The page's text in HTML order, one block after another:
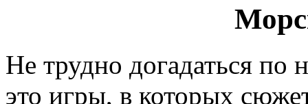
Не трудно догадаться по
это игры, в которых